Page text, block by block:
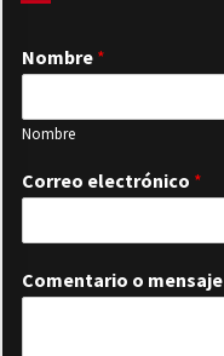
Nombre *
Nombre
Correo electrónico *
Comentario o mensaje